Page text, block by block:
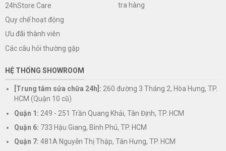
24hStore Care
Quy chế hoạt động
Ưu đãi thành viên
Các câu hỏi thường gặp
tra hàng
HỆ THỐNG SHOWROOM
[Trung tâm sửa chữa 24h]: 260 đường 3 Tháng 2, Hòa Hưng, TP.
HCM (Quận 10 cũ)
Quận 1: 249 - 251 Trần Quang Khải, Tân Định, TP. HCM
Quận 6: 733 Hậu Giang, Bình Phú, TP. HCM
Quận 7: 481A Nguyễn Thị Thập, Tân Hưng, TP. HCM